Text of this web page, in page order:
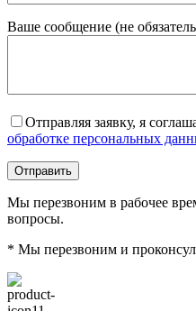
Ваше сообщение (не
Отправляя заявку, я
обработке персональных
Мы перезвоним в рабочее
вопросы.
* Мы перезвоним и